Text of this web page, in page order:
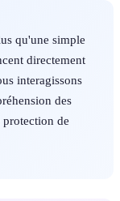
qu'une simple
directement
interagissons
des
de